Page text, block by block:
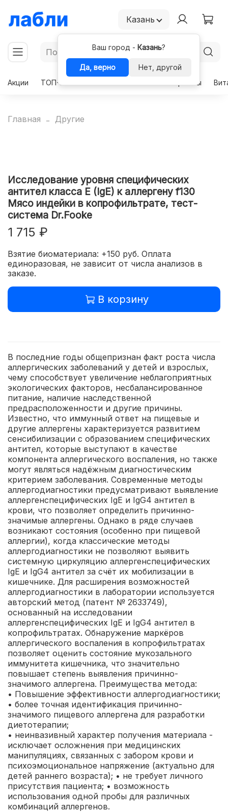
Казань
Ваш город - Казань?
Да, верно
Нет, другой
Акции
ТОП-50 Гормоны
Главная Другие
Исследование уровня специфических
антител класса E (IgE) к аллергену f130
Мясо индейки в копрофильтрате, тест-
система Dr.Fooke
1 715 ₽
Взятие биоматериала: +150 руб. Оплата
единоразовая, не зависит от числа анализов в
заказе.
В корзину
В последние годы общепризнан факт роста числа
аллергических заболеваний у детей и взрослых,
чему способствует увеличение неблагоприятных
экологических факторов, несбалансированное
питание, наличие наследственной
предрасположенности и другие причины.
Известно, что иммунный ответ на пищевые и
другие аллергены характеризуется развитием
сенсибилизации с образованием специфических
антител, которые выступают в качестве
компонента аллергического воспаления, но также
могут являться надёжным диагностическим
критерием заболевания. Современные методы
аллергодиагностики предусматривают выявление
аллергенспецифических IgЕ и IgG4 антител в
крови, что позволяет определить причинно-
значимые аллергены. Однако в ряде случаев
возникают состояния (особенно при пищевой
аллергии), когда классические методы
аллергодиагностики не позволяют выявить
системную циркуляцию аллергенспецифических
IgE и IgG4 антител за счёт их мобилизации в
кишечнике. Для расширения возможностей
аллергодиагностики в лаборатории используется
авторский метод (патент № 2633749),
основанный на исследовании
аллергенспецифических IgE и IgG4 антител в
копрофильтратах. Обнаружение маркёров
аллергического воспаления в копрофильтратах
позволяет оценить состояние мукозального
иммунитета кишечника, что значительно
повышает степень выявления причинно-
значимого аллергена. Преимущества метода:
• Повышение эффективности аллергодиагностики;
• более точная идентификация причинно-
значимого пищевого аллергена для разработки
диетотерапии;
• неинвазивный характер получения материала -
исключает осложнения при медицинских
манипуляциях, связанных с забором крови и
психоэмоциональное напряжение (актуально для
детей раннего возраста); • не требует личного
присутствия пациента; • возможность
использования одной пробы для различных
комбинаций аллергенов.